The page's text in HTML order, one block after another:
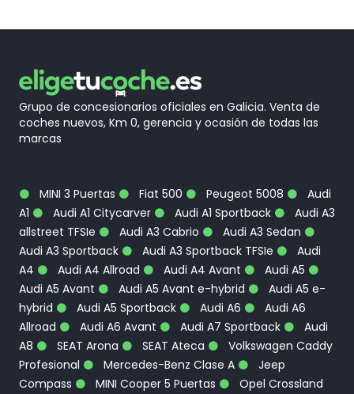
Grupo de concesionarios oficiales en Galicia. Venta de
coches nuevos, Km 0, gerencia y ocasión de todas las
marcas
MINI 3 Puertas Fiat 500 Peugeot 5008
Audi
A1
Audi A1 Citycarver Audi A1 Sportback
Audi A3
allstreet TFSIe
Audi A3 Cabrio
Audi A3 Sedan
Audi A3 Sportback
Audi A3 Sportback TFSIe
Audi
A4
Audi A4 Allroad Audi A4 Avant
Audi A5
Audi A5 Avant
Audi A5 Avant e-hybrid
Audi A5 e-
hybrid
Audi A5 Sportback Audi A6
Audi A6
Allroad
Audi A6 Avant Audi A7 Sportback
Audi
A8
SEAT Arona SEAT Ateca
Volkswagen Caddy
Profesional
Mercedes-Benz Clase A
Jeep
Compass
MINI Cooper 5 Puertas
Opel Crossland